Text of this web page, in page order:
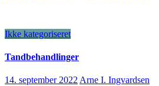
Ikke kategoriseret
Tandbehandlinger
14. september 2022 Arne I. Ingvardsen